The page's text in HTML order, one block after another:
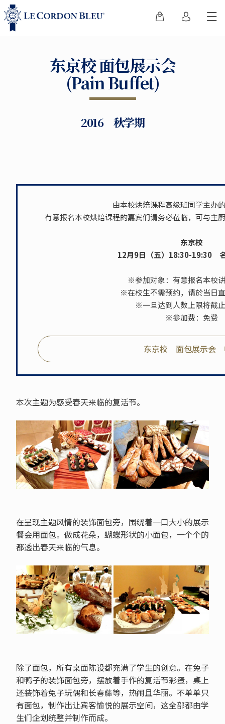
东京校 面包展示会
(Pain Buffet)
2016 秋学期
由本校烘焙课程高级班同学主办
有意报名本校烘焙课程的嘉宾们请务必莅临，可与主
东京校
12月9日（五）18:30-19:30
※参加对象：有意报名本校
※在校生不需预约，请於当日
※一旦达到人数上限将截
※参加费：免费
东京校 面包展示会
本次主题为感受春天来临的复活节。
在呈现主题风情的装饰面包旁，围绕着一口大小的展示
餐会用面包。做成花朵，蝴蝶形状的小面包，一个个的
都透出春天来临的气息。
除了面包，所有桌面陈设都充满了学生的创意。在兔子
和鸭子的装饰面包旁，摆放着手作的复活节彩蛋，桌上
还装饰着兔子玩偶和长春藤等，热闹且华丽。不单单只
有面包，制作出让宾客愉悦的展示空间，这全部都由学
生们企划统整并制作而成。